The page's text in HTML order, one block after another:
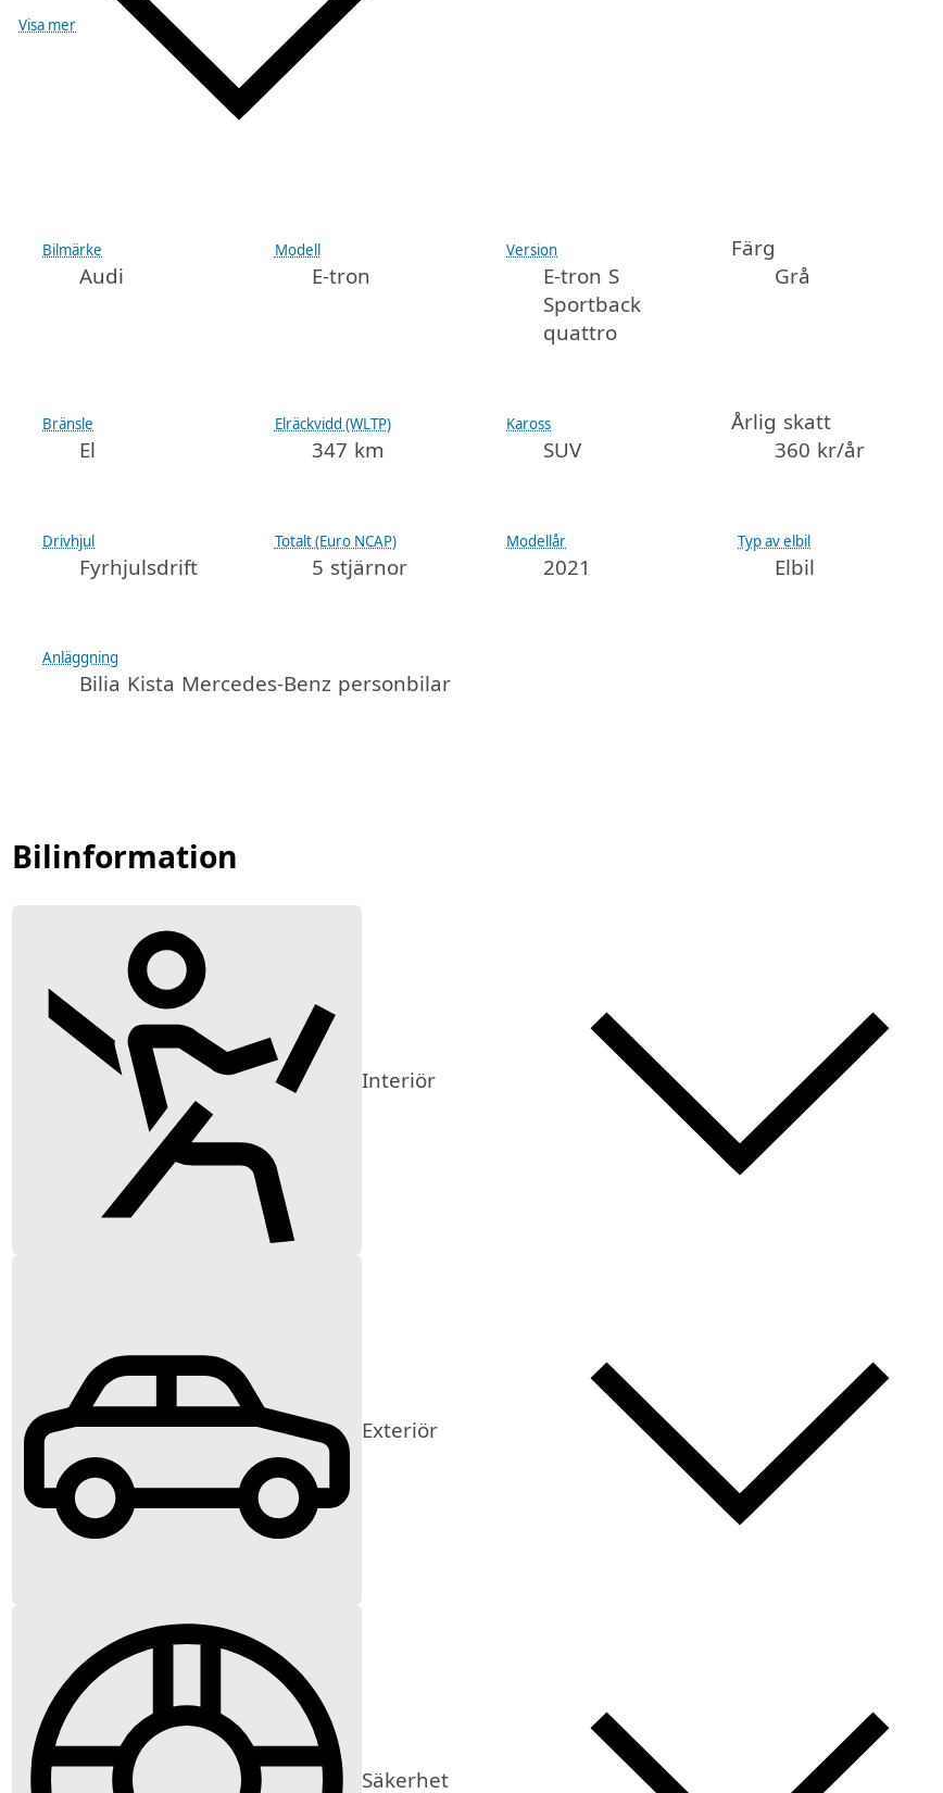
Visa mer
Bilmärke
Audi
Modell
E-tron
Version
E-tron S
Sportback
quattro
Färg
Grå
Bränsle
El
Elräckvidd (WLTP)
347 km
Kaross
SUV
Årlig skatt
360 kr/år
Drivhjul
Fyrhjulsdrift
Totalt (Euro NCAP)
5 stjärnor
Modellår
2021
Typ av elbil
Elbil
Anläggning
Bilia Kista Mercedes-Benz personbilar
Bilinformation
Interiör
Exteriör
Säkerhet